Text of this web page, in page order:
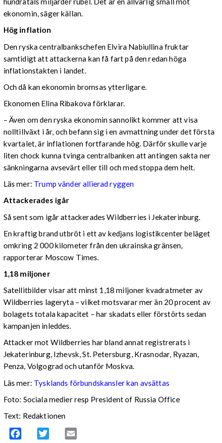
ekonomin, säger källan.
Hög inflation
Den ryska centralbankschefen Elvira Nabiullina fruktar
samtidigt att attackerna kan få fart på den redan höga
inflationstakten i landet.
Och då kan ekonomin bromsas ytterligare.
Ekonomen Elina Ribakova förklarar.
– Även om den ryska ekonomin sannolikt kommer att visa
nolltillväxt i år, och befann sig i en avmattning under det första
kvartalet, är inflationen fortfarande hög. Därför skulle varje
liten chock kunna tvinga centralbanken att antingen sakta ner
sänkningarna avsevärt eller till och med stoppa dem helt.
Läs mer: Trump vänder allierad ryggen
Attackerades igår
Så sent som igår attackerades Wildberries i Jekaterinburg.
En kraftig brand utbröt i ett av kedjans logistikcenter beläget
omkring 2 000 kilometer från den ukrainska gränsen,
rapporterar Moscow Times.
1,18 miljoner
Satellitbilder visar att minst 1,18 miljoner kvadratmeter av
Wildberries lageryta – vilket motsvarar mer än 20 procent av
bolagets totala kapacitet – har skadats eller förstörts sedan
kampanjen inleddes.
Attacker mot Wildberries har bland annat registrerats i
Jekaterinburg, Izhevsk, St. Petersburg, Krasnodar, Ryazan,
Penza, Volgograd och utanför Moskva.
Läs mer: Tysklands förbundskansler kan avsättas
Foto: Sociala medier resp President of Russia Office
Text: Redaktionen
Facebook Twitter